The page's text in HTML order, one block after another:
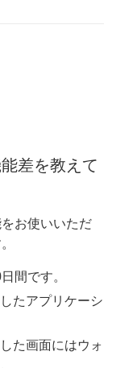
差を教えて
お使いいただ
間です。
たアプリケーシ
た画面にはウォ